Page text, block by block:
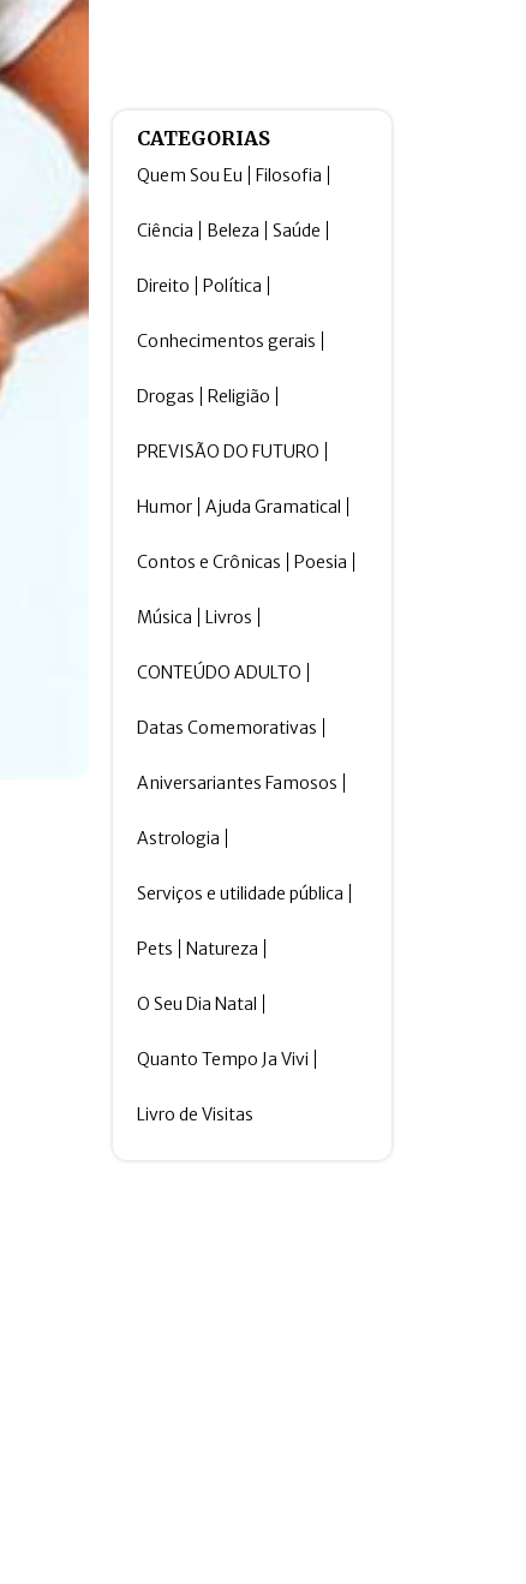
CATEGORIAS
Quem Sou Eu Filosofia
Ciência Beleza Saúde
Direito Política
Conhecimentos gerais
Drogas Religião
PREVISÃO DO FUTURO
Humor Ajuda Gramatical
Contos e Crônicas Poesia
Música Livros
CONTEÚDO ADULTO
Datas Comemorativas
Aniversariantes Famosos
Astrologia
Serviços e utilidade pública
Pets Natureza
O Seu Dia Natal
Quanto Tempo Ja Vivi
Livro de Visitas